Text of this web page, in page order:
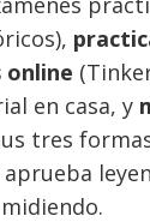
online
en casa, y
tres formas
aprueba